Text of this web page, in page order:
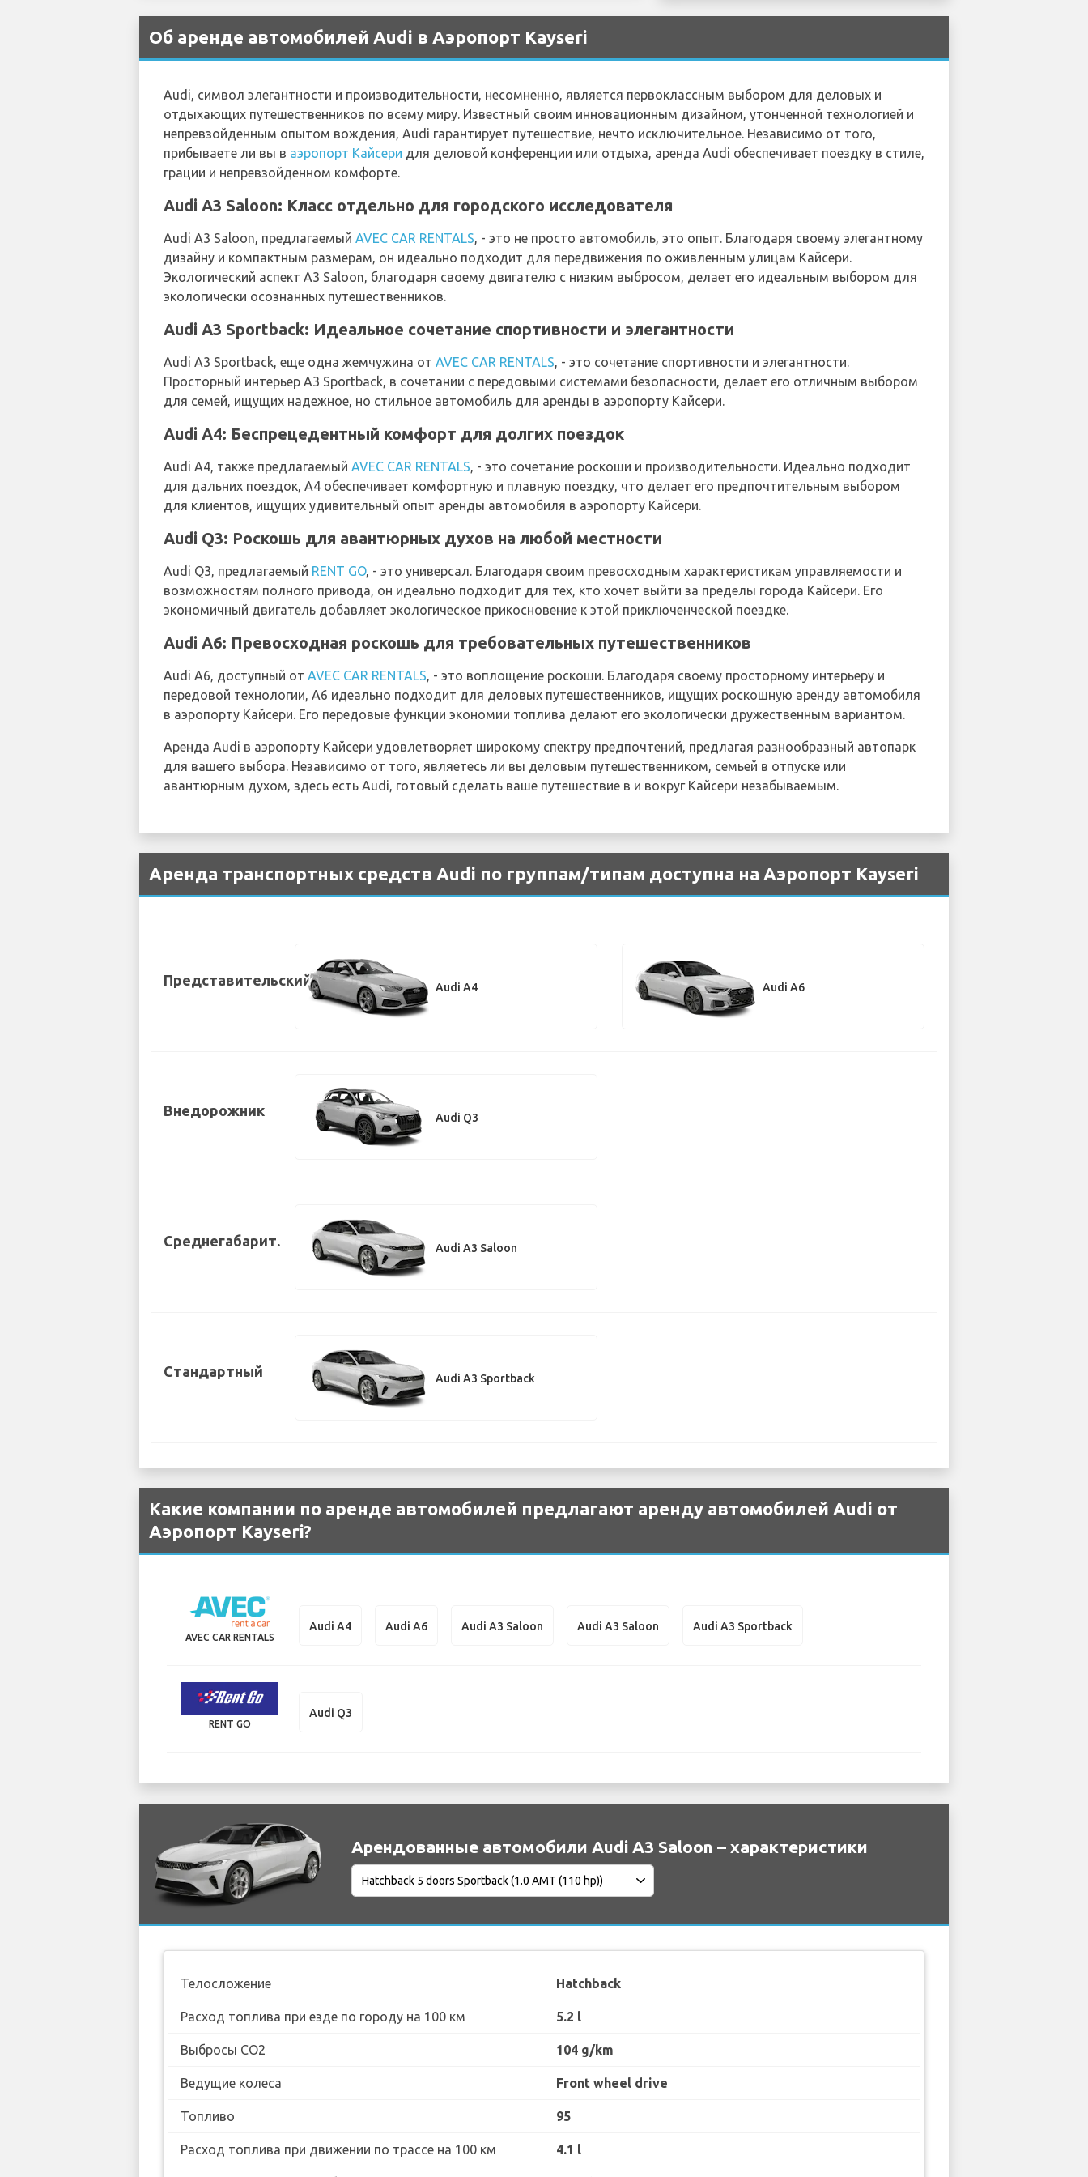
Об аренде автомобилей Audi в Аэропорт Kayseri
Audi, символ элегантности и производительности, несомненно, является первоклассным выбором для деловых и
отдыхающих путешественников по всему миру. Известный своим инновационным дизайном, утонченной технологией и
непревзойденным опытом вождения, Audi гарантирует путешествие, нечто исключительное. Независимо от того,
прибываете ли вы в аэропорт Кайсери для деловой конференции или отдыха, аренда Audi обеспечивает поездку в стиле,
грации и непревзойденном комфорте.
Audi A3 Saloon: Класс отдельно для городского исследователя
Audi A3 Saloon, предлагаемый AVEC CAR RENTALS, - это не просто автомобиль, это опыт. Благодаря своему элегантному
дизайну и компактным размерам, он идеально подходит для передвижения по оживленным улицам Кайсери.
Экологический аспект A3 Saloon, благодаря своему двигателю с низким выбросом, делает его идеальным выбором для
экологически осознанных путешественников.
Audi A3 Sportback: Идеальное сочетание спортивности и элегантности
Audi A3 Sportback, еще одна жемчужина от AVEC CAR RENTALS, - это сочетание спортивности и элегантности.
Просторный интерьер A3 Sportback, в сочетании с передовыми системами безопасности, делает его отличным выбором
для семей, ищущих надежное, но стильное автомобиль для аренды в аэропорту Кайсери.
Audi A4: Беспрецедентный комфорт для долгих поездок
Audi A4, также предлагаемый AVEC CAR RENTALS, - это сочетание роскоши и производительности. Идеально подходит
для дальних поездок, A4 обеспечивает комфортную и плавную поездку, что делает его предпочтительным выбором
для клиентов, ищущих удивительный опыт аренды автомобиля в аэропорту Кайсери.
Audi Q3: Роскошь для авантюрных духов на любой местности
Audi Q3, предлагаемый RENT GO, - это универсал. Благодаря своим превосходным характеристикам управляемости и
возможностям полного привода, он идеально подходит для тех, кто хочет выйти за пределы города Кайсери. Его
экономичный двигатель добавляет экологическое прикосновение к этой приключенческой поездке.
Audi A6: Превосходная роскошь для требовательных путешественников
Audi A6, доступный от AVEC CAR RENTALS, - это воплощение роскоши. Благодаря своему просторному интерьеру и
передовой технологии, A6 идеально подходит для деловых путешественников, ищущих роскошную аренду автомобиля
в аэропорту Кайсери. Его передовые функции экономии топлива делают его экологически дружественным вариантом.
Аренда Audi в аэропорту Кайсери удовлетворяет широкому спектру предпочтений, предлагая разнообразный автопарк
для вашего выбора. Независимо от того, являетесь ли вы деловым путешественником, семьей в отпуске или
авантюрным духом, здесь есть Audi, готовый сделать ваше путешествие в и вокруг Кайсери незабываемым.
Аренда транспортных средств Audi по группам/типам доступна на Аэропорт Kayseri
Представительский Audi A4 Audi A6
Внедорожник Audi Q3
Среднегабарит. Audi A3 Saloon
Стандартный Audi A3 Sportback
Какие компании по аренде автомобилей предлагают аренду автомобилей Audi от
Аэропорт Kayseri?
AVEC CAR RENTALS
Audi A4 Audi A6 Audi A3 Saloon Audi A3 Saloon Audi A3 Sportback
RENT GO
Audi Q3
Арендованные автомобили Audi A3 Saloon – характеристики
Телосложение Hatchback
Расход топлива при езде по городу на 100 км 5.2 l
Выбросы CO2 104 g/km
Ведущие колеса Front wheel drive
Топливо 95
Расход топлива при движении по трассе на 100 км 4.1 l